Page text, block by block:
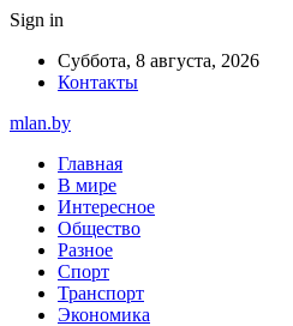
Sign in
Суббота, 8 августа, 2026
Контакты
mlan.by
Главная
В мире
Интересное
Общество
Разное
Спорт
Транспорт
Экономика